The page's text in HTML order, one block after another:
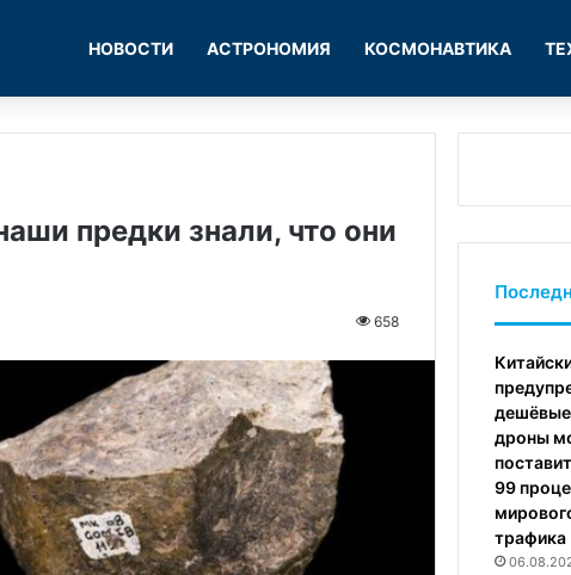
НОВОСТИ АСТРОНОМИЯ КОСМОНАВТИКА
предки знали, что они
658
дроны
99
трафика